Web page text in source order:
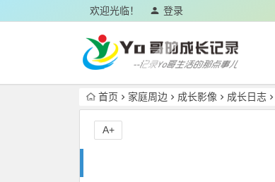
欢迎光临！ 登录
首页 家庭周边 成长影像 成长日志
A+